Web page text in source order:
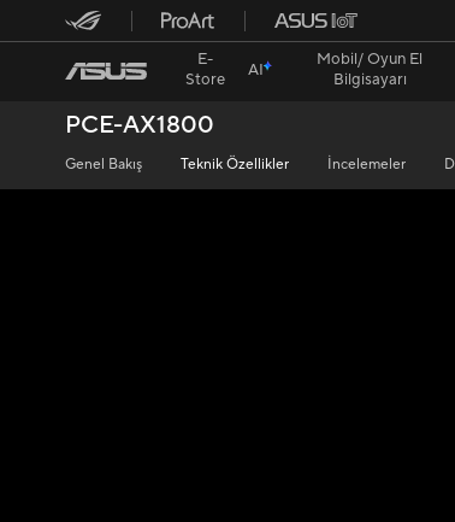
E-
Store
AI
Mobil/ Oyun El
Bilgisayarı
PCE-AX1800
Genel Bakış Teknik Özellikler İncelemeler